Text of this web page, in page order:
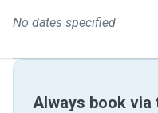
No dates specified
Always book via